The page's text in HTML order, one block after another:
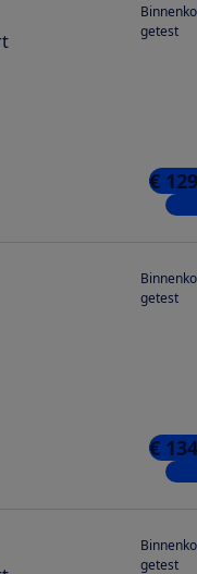
getest
€
1
getest
€
1
getest